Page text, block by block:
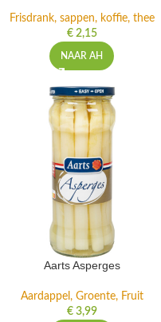
Frisdrank, sappen, koffie, thee
€2,15
NAAR AH
Aarts Asperges
Aardappel, Groente, Fruit
€3,99